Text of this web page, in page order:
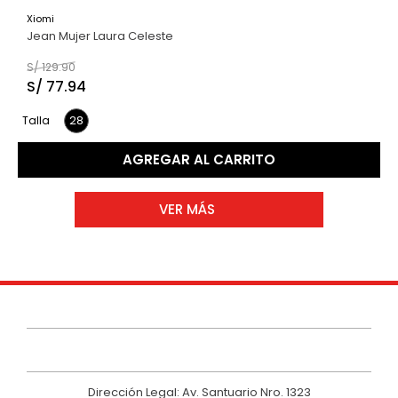
Xiomi
Jean Mujer Laura Celeste
S/129.90
S/ 77.94
Talla 28
AGREGAR AL CARRITO
Dirección Legal: Av. Santuario Nro. 1323